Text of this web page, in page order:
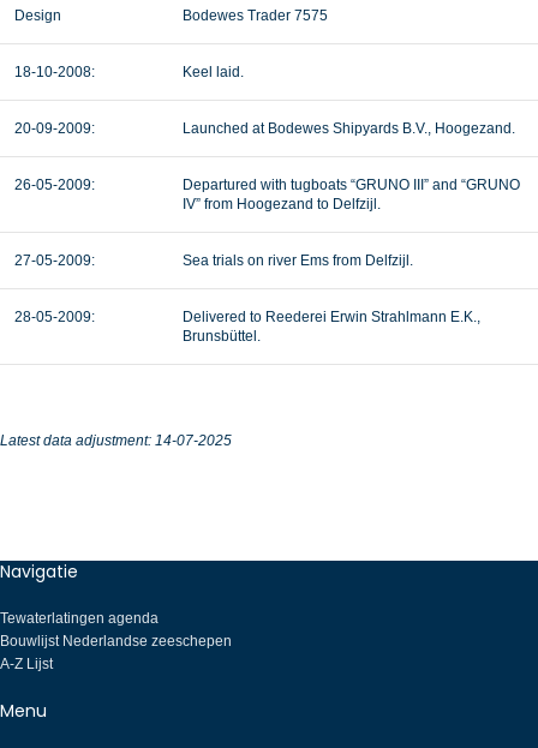
Design Bodewes Trader 7575
18-10-2008: Keel laid.
20-09-2009: Launched at Bodewes Shipyards B.V., Hoogezand.
26-05-2009:
Departured with tugboats “GRUNO III” and “GRUNO
IV” from Hoogezand to Delfzijl.
27-05-2009: Sea trials on river Ems from Delfzijl.
28-05-2009:
Delivered to Reederei Erwin Strahlmann E.K.,
Brunsbüttel.
Latest data adjustment: 14-07-2025
Navigatie
Tewaterlatingen agenda
Bouwlijst Nederlandse zeeschepen
A-Z Lijst
Menu